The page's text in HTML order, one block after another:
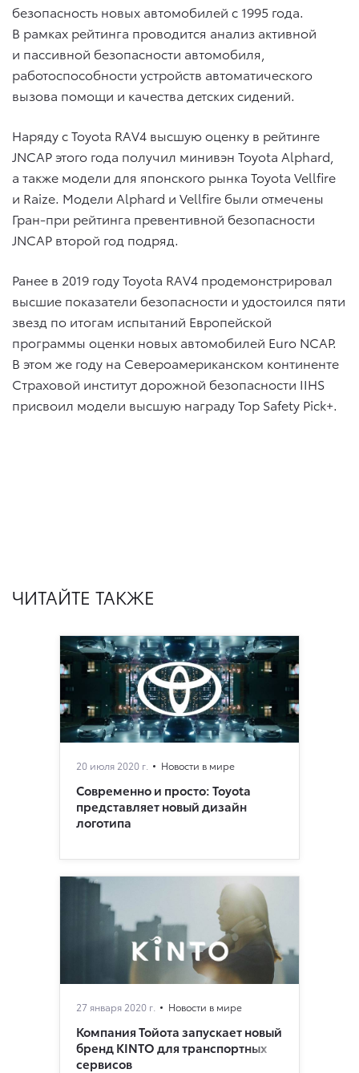
безопасность новых автомобилей с 1995 года.
В рамках рейтинга проводится анализ активной
и пассивной безопасности автомобиля,
работоспособности устройств автоматического
вызова помощи и качества детских сидений.
Наряду с Toyota RAV4 высшую оценку в рейтинге
JNCAP этого года получил минивэн Toyota Alphard,
а также модели для японского рынка Toyota Vellfire
и Raize. Модели Alphard и Vellfire были отмечены
Гран-при рейтинга превентивной безопасности
JNCAP второй год подряд.
Ранее в 2019 году Toyota RAV4 продемонстрировал
высшие показатели безопасности и удостоился пяти
звезд по итогам испытаний Европейской
программы оценки новых автомобилей Euro NCAP.
В этом же году на Североамериканском континенте
Страховой институт дорожной безопасности IIHS
присвоил модели высшую награду Top Safety Pick+.
ЧИТАЙТЕ ТАКЖЕ
20 июля 2020 г. Новости в мире
Современно и просто: Toyota
представляет новый дизайн
логотипа
27 января 2020 г. Новости в мире
Компания Тойота запускает новый
бренд KINTO для транспортных
сервисов